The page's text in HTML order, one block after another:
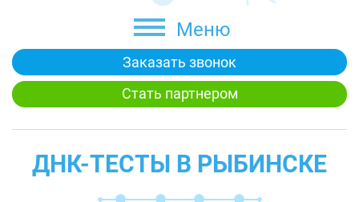
Меню
Заказать звонок
Стать партнером
ДНК-ТЕСТЫ В РЫБИНСКЕ